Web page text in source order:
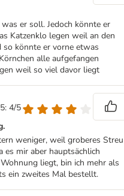
er soll. Jedoch könnte er
Katzenklo legen weil an den
könnte er vorne etwas
alle aufgefangen
weil so viel davor liegt
4/5
weniger, weil groberes Streu
es mir aber hauptsächlich
liegt, bin ich mehr als
ein zweites Mal bestellt.